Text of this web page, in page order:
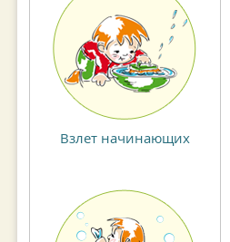
Взлет начинающих